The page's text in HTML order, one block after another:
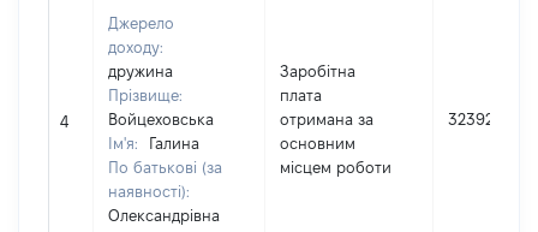
4
Джерело
доходу:
дружина
Прізвище:
Войцеховська
Ім'я:
Галина
По батькові (за
наявності):
Олександрівна
Заробітна
плата
отримана за
основним
місцем роботи
32392